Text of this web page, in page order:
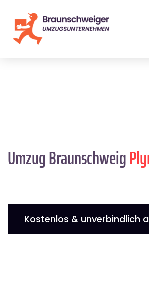
Umzug Braunschweig
Kostenlos & unverbindlich